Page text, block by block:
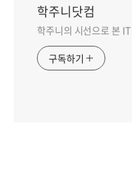
학주니닷컴
학주니의 시선으로 본
구독하기